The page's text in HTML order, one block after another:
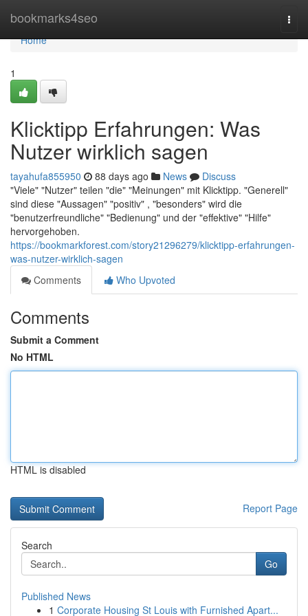
bookmarks4seo
Home
Home
1
Klicktipp Erfahrungen: Was
Nutzer wirklich sagen
tayahufa855950 88 days ago News
Discuss
"Viele" "Nutzer" teilen "die" "Meinungen" mit Klicktipp. "Generell"
sind diese "Aussagen" "positiv" , "besonders" wird die
"benutzerfreundliche" "Bedienung" und der "effektive" "Hilfe"
hervorgehoben.
https://bookmarkforest.com/story21296279/klicktipp-erfahrungen-
was-nutzer-wirklich-sagen
Comments
Who Upvoted
Comments
Submit a Comment
No HTML
HTML is disabled
Report Page
Search
Go
Published News
1 Corporate Housing St Louis with Furnished Apart...